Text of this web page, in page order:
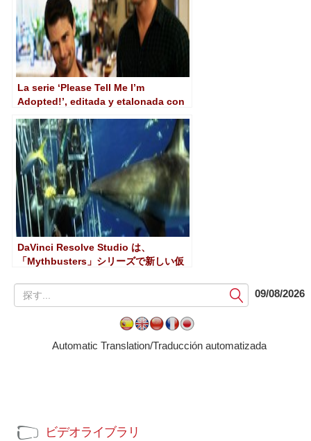
La serie ‘Please Tell Me I’m
Adopted!’, editada y etalonada con
DaVinci Resolve Studio は、
「Mythbusters」シリーズで新しい仮
提
出
09/08/2026
Automatic Translation/Traducción automatizada
ビデオライブラリ